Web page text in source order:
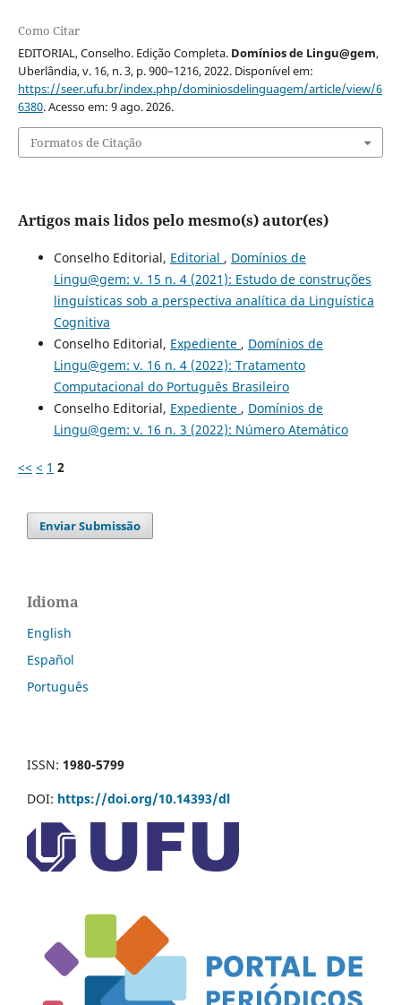
Como Citar
EDITORIAL, Conselho. Edição Completa. Domínios de Lingu@gem,
Uberlândia, v. 16, n. 3, p. 900–1216, 2022. Disponível em:
https://seer.ufu.br/index.php/dominiosdelinguagem/article/view/6
6380. Acesso em: 9 ago. 2026.
Formatos de Citação
Artigos mais lidos pelo mesmo(s) autor(es)
Conselho Editorial, Editorial , Domínios de
Lingu@gem: v. 15 n. 4 (2021): Estudo de construções
linguísticas sob a perspectiva analítica da Linguística
Cognitiva
Conselho Editorial, Expediente , Domínios de
Lingu@gem: v. 16 n. 4 (2022): Tratamento
Computacional do Português Brasileiro
Conselho Editorial, Expediente , Domínios de
Lingu@gem: v. 16 n. 3 (2022): Número Atemático
<< < 1 2
Enviar Submissão
Idioma
English
Español
Português
ISSN: 1980-5799
DOI: https://doi.org/10.14393/dl